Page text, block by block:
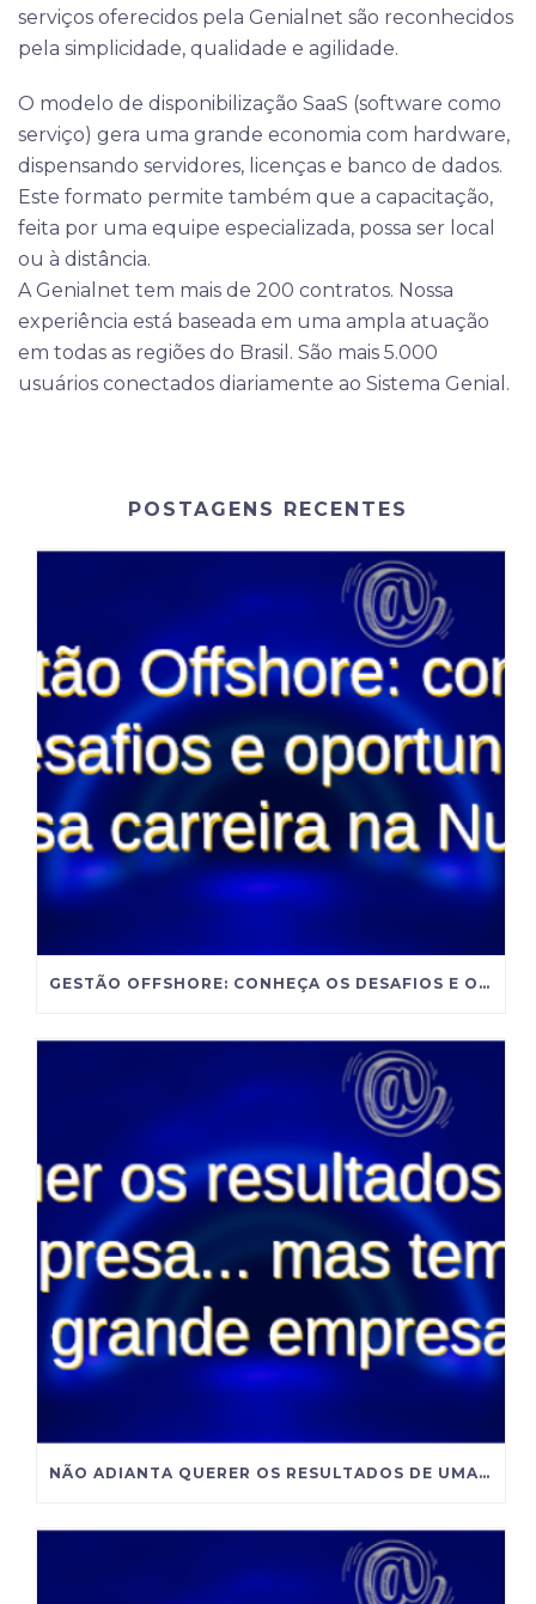
serviços oferecidos pela Genialnet são reconhecidos
pela simplicidade, qualidade e agilidade.
O modelo de disponibilização SaaS (software como
serviço) gera uma grande economia com hardware,
dispensando servidores, licenças e banco de dados.
Este formato permite também que a capacitação,
feita por uma equipe especializada, possa ser local
ou à distância.
A Genialnet tem mais de 200 contratos. Nossa
experiência está baseada em uma ampla atuação
em todas as regiões do Brasil. São mais 5.000
usuários conectados diariamente ao Sistema Genial.
POSTAGENS RECENTES
GESTÃO OFFSHORE: CONHEÇA OS DESAFIOS E OPORTUNIDADES DESSA CARREIRA NA NUTRIÇÃO
NÃO ADIANTA QUERER OS RESULTADOS DE UMA GRANDE EMPRESA SE VOCÊ INSISTE EM ADMINISTRAR COMO UMA PEQUENA